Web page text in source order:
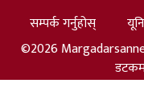
सम्पर्क गर्नुहोस्
©2026